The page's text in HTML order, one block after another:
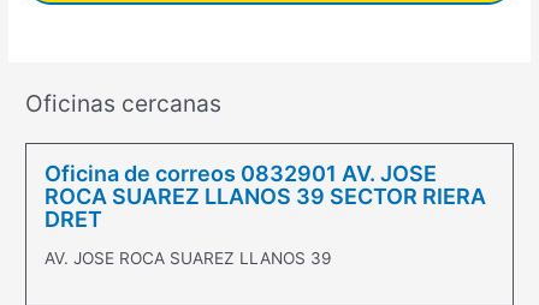
Oficinas cercanas
Oficina de correos 0832901 AV. JOSE
ROCA SUAREZ LLANOS 39 SECTOR RIERA
DRET
AV. JOSE ROCA SUAREZ LLANOS 39